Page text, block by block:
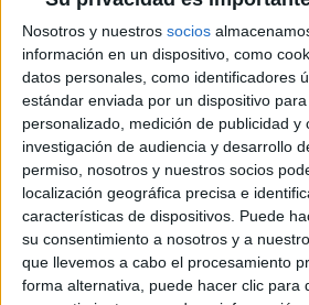
Nosotros y nuestros socios
información en un dispositivo, como
datos personales, como identificadores
estándar enviada por un dispositivo
personalizado, medición de publicidad y
investigación de audiencia y desarrollo
permiso, nosotros y nuestros socios
localización geográfica precisa e
características de dispositivos. Puede
su consentimiento a nosotros y a
que llevemos a cabo el procesamiento
forma alternativa, puede hacer clic para
Campeonatos
Históricos
Dakar
RallyCross
Circuitos
F1
Fórmula E
F2 / F3 / F4
Resistencia
Indycar
Otros